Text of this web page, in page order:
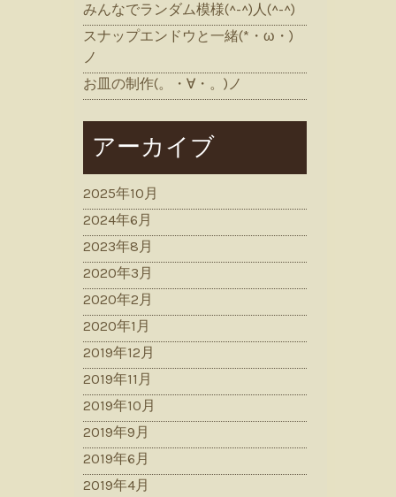
みんなでランダム模様(^-^)人(^-^)
スナップエンドウと一緒(*・ω・)
ノ
お皿の制作(。・∀・。)ノ
アーカイブ
2025年10月
2024年6月
2023年8月
2020年3月
2020年2月
2020年1月
2019年12月
2019年11月
2019年10月
2019年9月
2019年6月
2019年4月